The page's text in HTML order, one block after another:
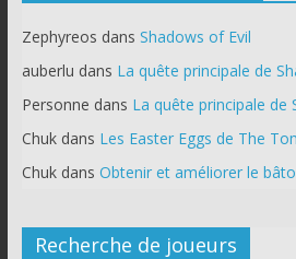
Zephyreos dans Shadows of Evil
auberlu dans La quête principale de
Personne dans La quête principale de
Chukdans Les Easter Eggs de The
Chukdans Obtenir et améliorer le
Recherche de joueurs